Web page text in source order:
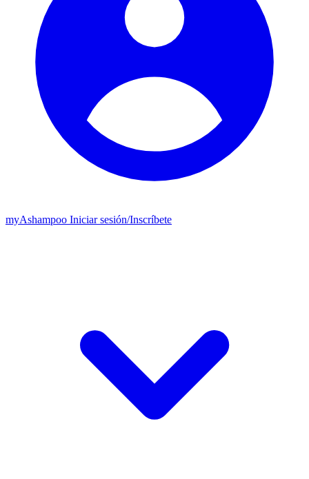
myAshampoo Iniciar sesión/Inscríbete